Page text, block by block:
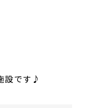
設です♪